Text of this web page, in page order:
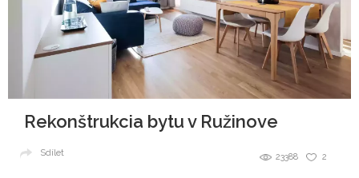
Rekonštrukcia bytu v Ružinove
2
23388
Sdílet